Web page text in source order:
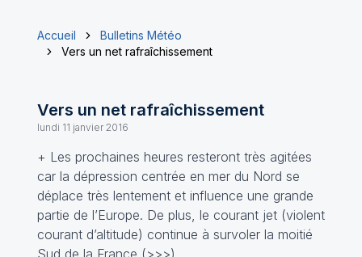
Accueil
Bulletins Météo
Vers un net rafraîchissement
Vers un net rafraîchissement
lundi 11 janvier 2016
+ Les prochaines heures resteront très agitées
car la dépression centrée en mer du Nord se
déplace très lentement et influence une grande
partie de l’Europe. De plus, le courant jet (violent
courant d’altitude) continue à survoler la moitié
Sud de la France (>>>).